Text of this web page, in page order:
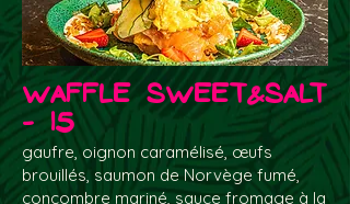
Waffle sweet&salt
- 15
gaufre, oignon caramélisé, œufs
brouillés, saumon de Norvège fumé,
concombre mariné, sauce fromage à la